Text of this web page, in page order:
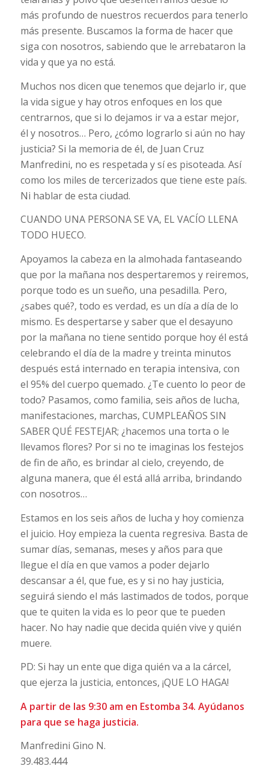
más profundo de nuestros recuerdos para tenerlo
más presente. Buscamos la forma de hacer que
siga con nosotros, sabiendo que le arrebataron la
vida y que ya no está.
Muchos nos dicen que tenemos que dejarlo ir, que
la vida sigue y hay otros enfoques en los que
centrarnos, que si lo dejamos ir va a estar mejor,
él y nosotros… Pero, ¿cómo lograrlo si aún no hay
justicia? Si la memoria de él, de Juan Cruz
Manfredini, no es respetada y sí es pisoteada. Así
como los miles de tercerizados que tiene este país.
Ni hablar de esta ciudad.
CUANDO UNA PERSONA SE VA, EL VACÍO LLENA
TODO HUECO.
Apoyamos la cabeza en la almohada fantaseando
que por la mañana nos despertaremos y reiremos,
porque todo es un sueño, una pesadilla. Pero,
¿sabes qué?, todo es verdad, es un día a día de lo
mismo. Es despertarse y saber que el desayuno
por la mañana no tiene sentido porque hoy él está
celebrando el día de la madre y treinta minutos
después está internado en terapia intensiva, con
el 95% del cuerpo quemado. ¿Te cuento lo peor de
todo? Pasamos, como familia, seis años de lucha,
manifestaciones, marchas, CUMPLEAÑOS SIN
SABER QUÉ FESTEJAR; ¿hacemos una torta o le
llevamos flores? Por si no te imaginas los festejos
de fin de año, es brindar al cielo, creyendo, de
alguna manera, que él está allá arriba, brindando
con nosotros…
Estamos en los seis años de lucha y hoy comienza
el juicio. Hoy empieza la cuenta regresiva. Basta de
sumar días, semanas, meses y años para que
llegue el día en que vamos a poder dejarlo
descansar a él, que fue, es y si no hay justicia,
seguirá siendo el más lastimados de todos, porque
que te quiten la vida es lo peor que te pueden
hacer. No hay nadie que decida quién vive y quién
muere.
PD: Si hay un ente que diga quién va a la cárcel,
que ejerza la justicia, entonces, ¡QUE LO HAGA!
A partir de las 9:30 am en Estomba 34. Ayúdanos
para que se haga justicia.
Manfredini Gino N.
39.483.444